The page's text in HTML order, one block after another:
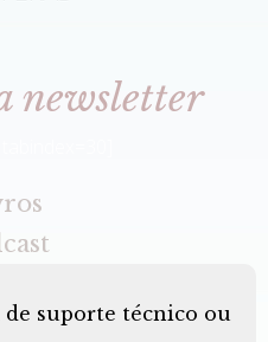
newsletter
de suporte técnico ou